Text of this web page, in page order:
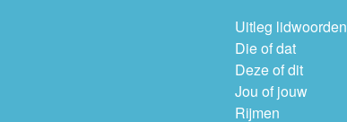
Uitleg lidwoorden
Die of dat
Deze of dit
Jou of jouw
Rijmen